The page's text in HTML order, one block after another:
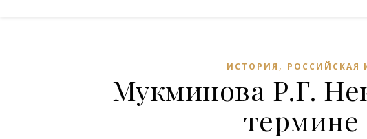
ИСТОРИЯ , РОССИЙСКАЯ
Мукминова Р.Г.
термине